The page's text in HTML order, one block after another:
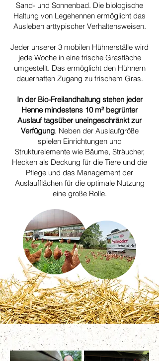
Sand- und Sonnenbad. Die biologische
Haltung von Legehennen ermöglicht das
Ausleben arttypischer Verhaltensweisen.
Jeder unserer 3 mobilen Hühnerställe wird
jede Woche in eine frische Grasfläche
umgestellt. Das ermöglicht den Hühnern
dauerhaften Zugang zu frischem Gras.
In der Bio-Freilandhaltung stehen jeder
Henne mindestens 10 m² begrünter
Auslauf tagsüber uneingeschränkt zur
Verfügung. Neben der Auslaufgröße
spielen Einrichtungen und
Strukturelemente wie Bäume, Sträucher,
Hecken als Deckung für die Tiere und die
Pflege und das Management der
Auslaufflächen für die optimale Nutzung
eine große Rolle.